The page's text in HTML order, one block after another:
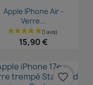
Aperçu rapide
Apple IPhone Air -
Verre...
15,90 €
favorite_border